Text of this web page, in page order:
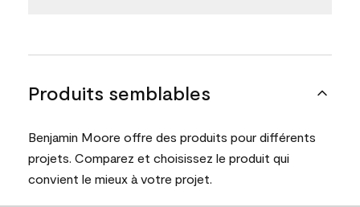
Produits semblables
Benjamin Moore offre des produits pour différents
projets. Comparez et choisissez le produit qui
convient le mieux à votre projet.